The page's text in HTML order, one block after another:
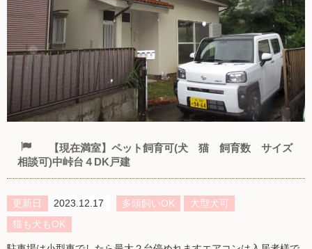
【現在満室】ペット飼育可(犬 猫 飼育数 サイズ
相談可)中峠台４DK戸建
更新日 2023.12.17 多頭飼いOK
大型犬可
猫も犬もOK